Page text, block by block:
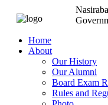
Home
About
Our History
Our Alumni
Board Exam
Rules and